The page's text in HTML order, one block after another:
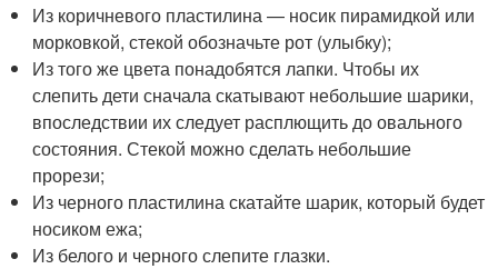
Из коричневого пластилина — носик пирамидкой или
морковкой, стекой обозначьте рот (улыбку);
Из того же цвета понадобятся лапки. Чтобы их
слепить дети сначала скатывают небольшие шарики,
впоследствии их следует расплющить до овального
состояния. Стекой можно сделать небольшие
прорези;
Из черного пластилина скатайте шарик, который будет
носиком ежа;
Из белого и черного слепите глазки.